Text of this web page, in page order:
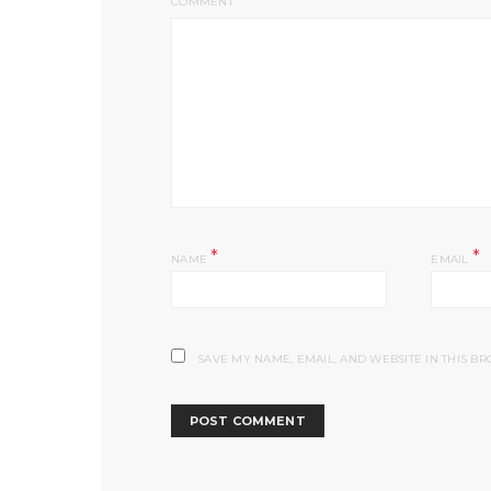
NAME * EMAIL *
SAVE MY NAME, EMAIL, AND WEBSITE IN THIS